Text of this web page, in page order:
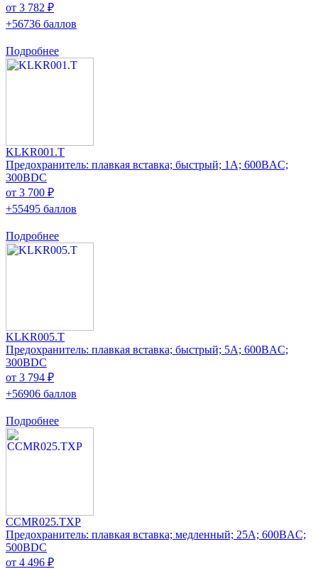
от 3 782 ₽
+56736 баллов
Подробнее
KLKR001.T
Предохранитель: плавкая вставка; быстрый; 1А; 600ВAC;
300ВDC
от 3 700 ₽
+55495 баллов
Подробнее
KLKR005.T
Предохранитель: плавкая вставка; быстрый; 5А; 600ВAC;
300ВDC
от 3 794 ₽
+56906 баллов
Подробнее
CCMR025.TXP
Предохранитель: плавкая вставка; медленный; 25А; 600ВAC;
500ВDC
от 4 496 ₽